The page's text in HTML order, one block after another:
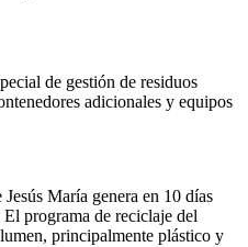
de gestión de residuos
adicionales y equipos
María genera en 10 días
programa de reciclaje del
principalmente plástico y